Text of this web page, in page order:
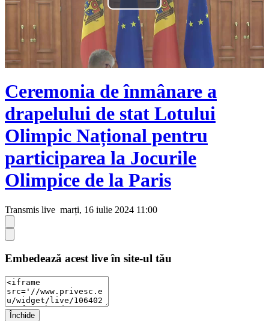
Play
Video
Ceremonia de înmânare a
drapelului de stat Lotului
Olimpic Național pentru
participarea la Jocurile
Olimpice de la Paris
Transmis live marți, 16 iulie 2024 11:00
Embedează acest live în site-ul tău
Închide